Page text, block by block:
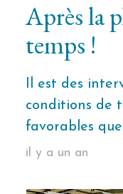
Après la
temps !
Il est des
conditions de
favorables
il y a un an